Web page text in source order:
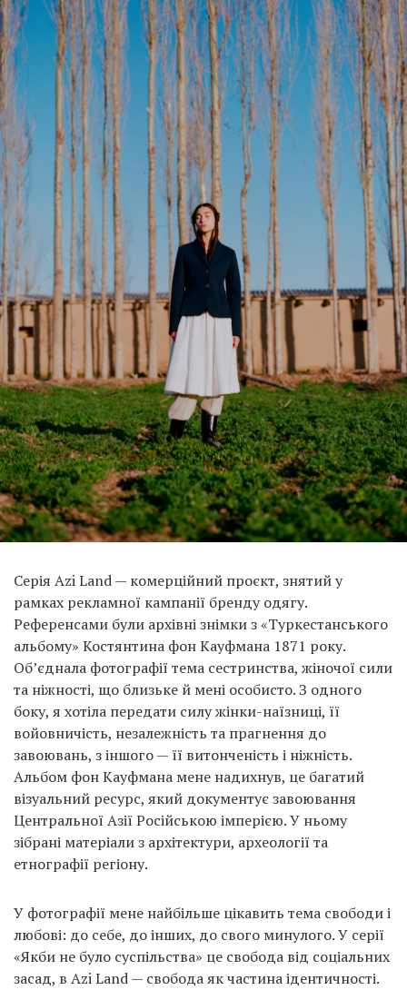
Серія Azi Land — комерційний проєкт, знятий у
рамках рекламної кампанії бренду одягу.
Референсами були архівні знімки з «Туркестанського
альбому» Костянтина фон Кауфмана 1871 року.
Об’єднала фотографії тема сестринства, жіночої сили
та ніжності, що близьке й мені особисто. З одного
боку, я хотіла передати силу жінки-наїзниці, її
войовничість, незалежність та прагнення до
завоювань, з іншого — її витонченість і ніжність.
Альбом фон Кауфмана мене надихнув, це багатий
візуальний ресурс, який документує завоювання
Центральної Азії Російською імперією. У ньому
зібрані матеріали з архітектури, археології та
етнографії регіону.
У фотографії мене найбільше цікавить тема свободи і
любові: до себе, до інших, до свого минулого. У серії
«Якби не було суспільства» це свобода від соціальних
засад, в Azi Land — свобода як частина ідентичності.